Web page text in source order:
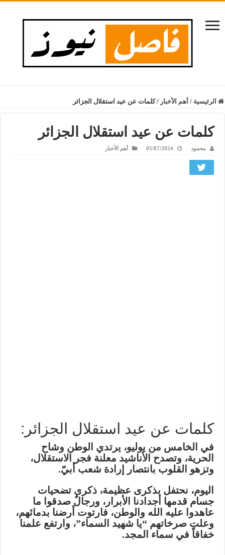
الرئيسية / أهم الأخبار / كلمات عن عيد استقلال الجزائر
كلمات عن عيد استقلال الجزائر
محمود 05/07/2024 أهم الأخبار
كلمات عن عيد استقلال الجزائر:
في الخامس من يوليو، يرتدي الوطن وشاح
الحرية، وتصدح الأناشيد معلنة فجر الاستقلال،
وتزهو القلوب بانتصار إرادة شعب أبيّ.
اليوم، نحتفل بذكرى عظيمة، ذكرى تضحيات
جسام قدمها أجدادنا الأبرار، ورجالٌ صدقوا ما
عاهدوا عليه الله والوطن، فارتوت أرضنا بدمائهم،
وعلت صرخاتهم “يا شهيد السماء”، وارتفع علمنا
خفاقاً في سماء المجد.